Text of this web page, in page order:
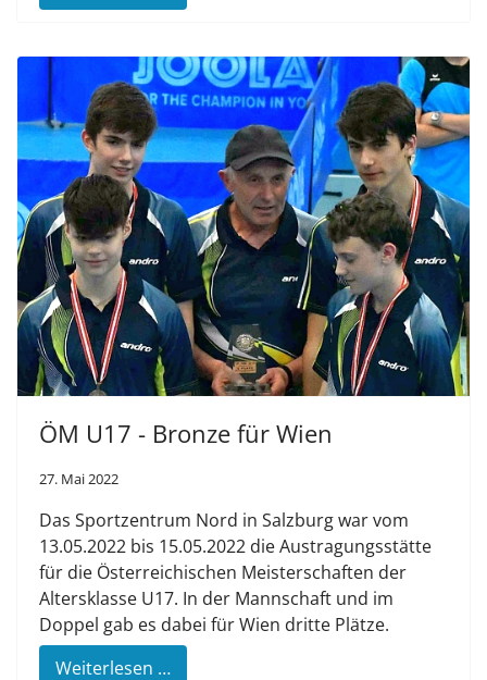
ÖM U17 - Bronze für Wien
27. Mai 2022
Das Sportzentrum Nord in Salzburg war vom
13.05.2022 bis 15.05.2022 die Austragungsstätte
für die Österreichischen Meisterschaften der
Altersklasse U17. In der Mannschaft und im
Doppel gab es dabei für Wien dritte Plätze.
Weiterlesen …